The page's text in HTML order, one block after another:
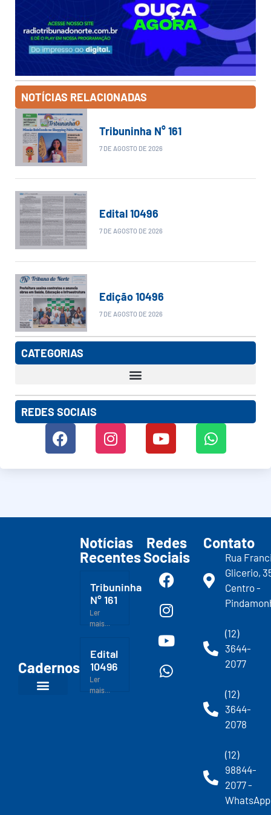
NOTÍCIAS RELACIONADAS
Tribuninha N° 161
7 DE AGOSTO DE 2026
Edital 10496
7 DE AGOSTO DE 2026
Edição 10496
7 DE AGOSTO DE 2026
CATEGORIAS
REDES SOCIAIS
Cadernos
Notícias
Recentes
Tribuninha
N° 161
Ler
mais...
Edital
10496
Ler
mais...
Redes
Sociais
Contato
Rua
Glicerio,
Centro -
(12)
3644-
2077
(12)
3644-
2078
(12)
98844-
2077 -
WhatsApp